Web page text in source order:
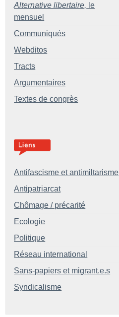
Alternative libertaire, le
mensuel
Communiqués
Webditos
Tracts
Argumentaires
Textes de congrès
Antifascisme et antimiltarisme
Antipatriarcat
Chômage / précarité
Ecologie
Politique
Réseau international
Sans-papiers et migrant.e.s
Syndicalisme